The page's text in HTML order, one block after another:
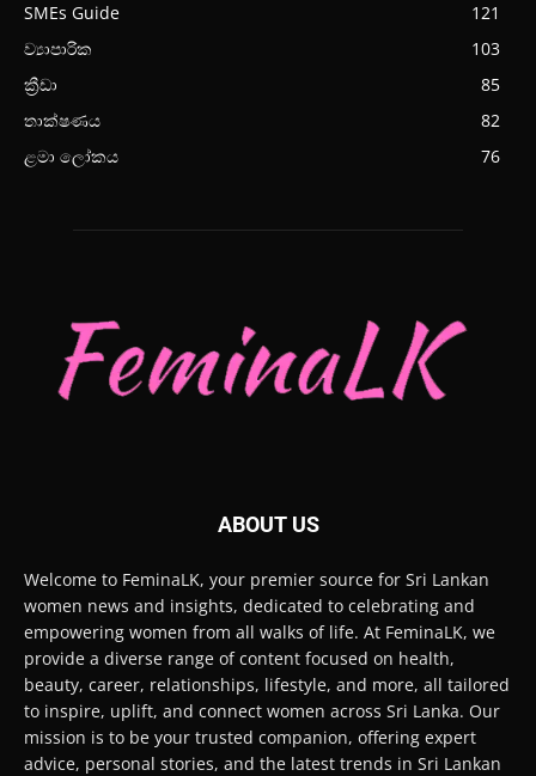
SMEs Guide
121
ව්‍යාපාරික
103
ක්‍රීඩා
85
තාක්ෂණය
82
ළමා ලෝකය
76
ABOUT US
Welcome to FeminaLK, your premier source for Sri Lankan
women news and insights, dedicated to celebrating and
empowering women from all walks of life. At FeminaLK, we
provide a diverse range of content focused on health,
beauty, career, relationships, lifestyle, and more, all tailored
to inspire, uplift, and connect women across Sri Lanka. Our
mission is to be your trusted companion, offering expert
advice, personal stories, and the latest trends in Sri Lankan